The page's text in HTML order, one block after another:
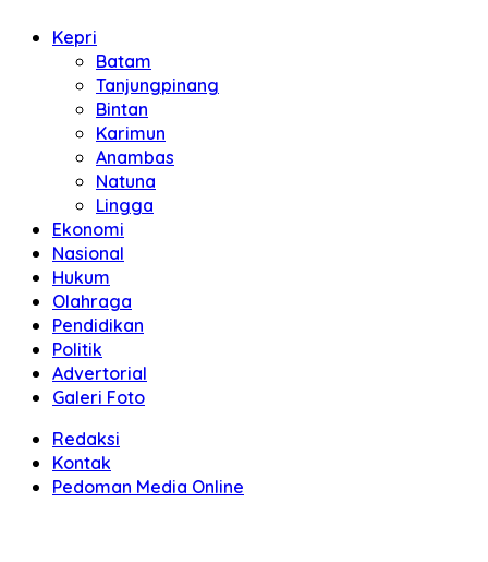
Kepri
Batam
Tanjungpinang
Bintan
Karimun
Anambas
Natuna
Lingga
Ekonomi
Nasional
Hukum
Olahraga
Pendidikan
Politik
Advertorial
Galeri Foto
Redaksi
Kontak
Pedoman Media Online